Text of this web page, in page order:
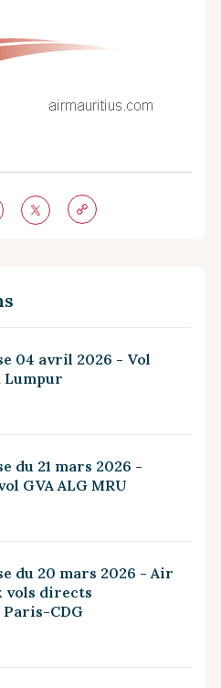
04 avril 2026 - Vol
Lumpur
du 21 mars 2026 -
GVA ALG MRU
du 20 mars 2026 - Air
vols directs
CDG